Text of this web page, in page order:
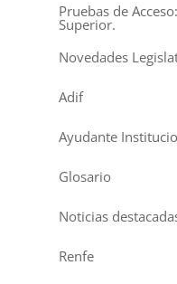
Pruebas de
Superior.
Novedades
Adif
Ayudante
Glosario
Noticias
Renfe